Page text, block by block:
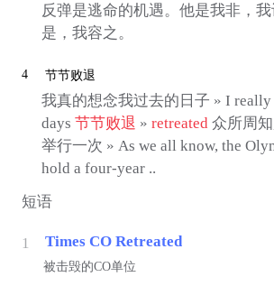
反弹是逃命的机遇。他是我非，
是，我容之。
4 节节败退
我真的想念我过去的日子 » I really
days 节节败退 » retreated众所周
举行一次 » As we all know, the
hold a four-year ..
短语
1 Times CO Retreated
被击毁的CO单位